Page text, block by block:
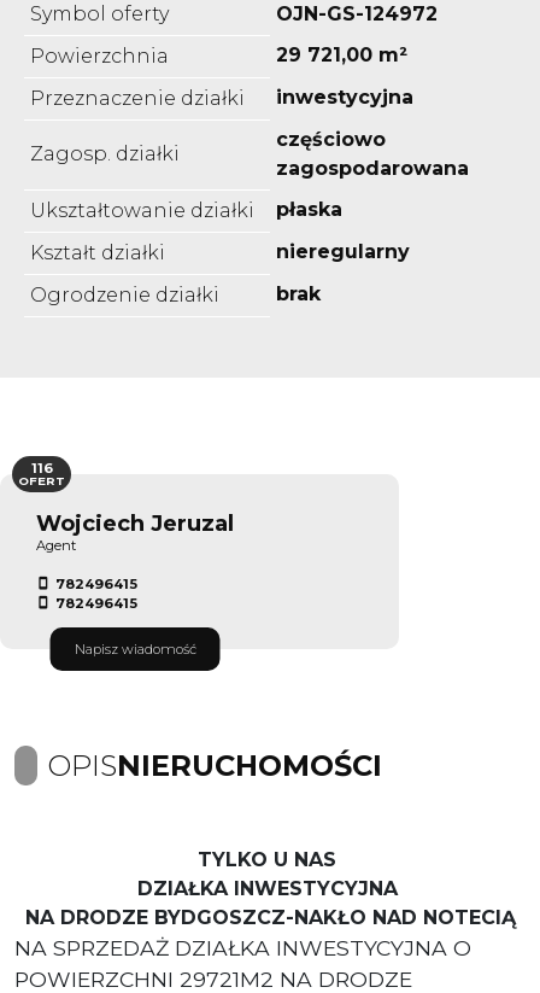
Symbol oferty
OJN-GS-124972
Powierzchnia
29 721,00 m²
Przeznaczenie działki
inwestycyjna
Zagosp. działki
częściowo
zagospodarowana
Ukształtowanie działki
płaska
Kształt działki
nieregularny
Ogrodzenie działki
brak
Wojciech Jeruzal
Agent
782496415
782496415
Napisz wiadomość
116
OFERT
OPISNIERUCHOMOŚCI
TYLKO U NAS
DZIAŁKA INWESTYCYJNA
NA DRODZE BYDGOSZCZ-NAKŁO NAD NOTECIĄ
NA SPRZEDAŻ DZIAŁKA INWESTYCYJNA O
POWIERZCHNI 29721M2 NA DRODZE